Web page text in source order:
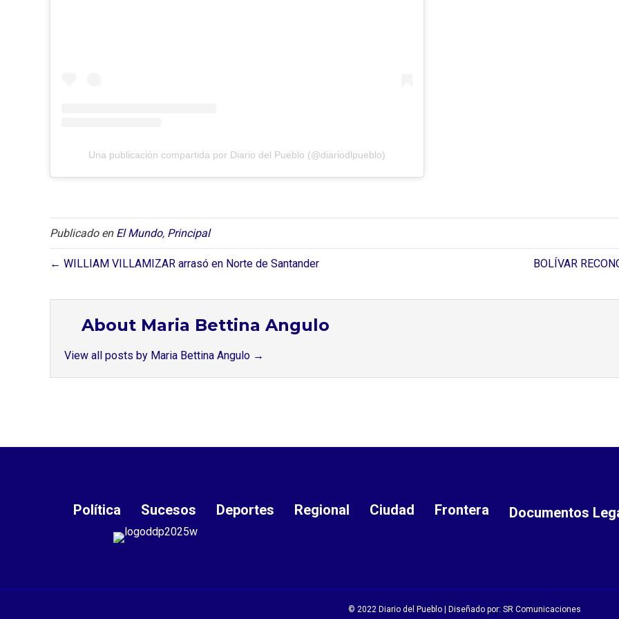
Una publicación compartida por Diario del Pueblo (@diariodlpueblo)
Publicado en El Mundo, Principal
← WILLIAM VILLAMIZAR arrasó en Norte de Santander BOLÍVAR
About Maria Bettina Angulo
View all posts by Maria Bettina Angulo →
Política Sucesos Deportes Regional Ciudad Frontera Documentos
© 2022 Diario del Pueblo | Diseñado por: SR Comunicaciones